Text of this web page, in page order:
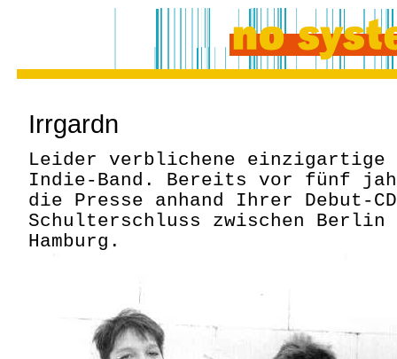
Irrgardn
Leider verblichene einzigartige
Indie-Band. Bereits vor fünf
die Presse anhand Ihrer Debut-CD
Schulterschluss zwischen Berlin
Hamburg.